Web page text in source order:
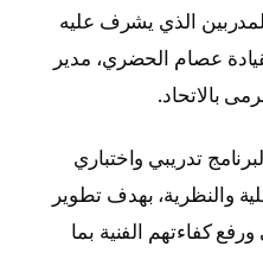
الذي يشرف عليه
عصام الحضري، مدير
بالاتحاد.
تدريبي واختباري
والنظرية، بهدف تطوير
كفاءتهم الفنية بما